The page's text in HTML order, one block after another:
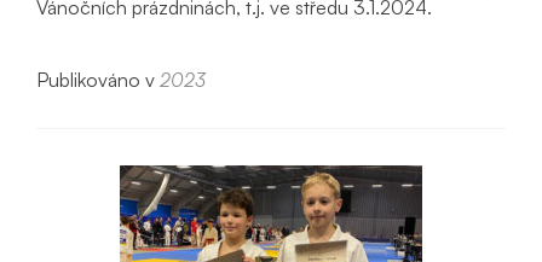
Vánočních prázdninách, t.j. ve středu 3.1.2024.
Publikováno v 2023